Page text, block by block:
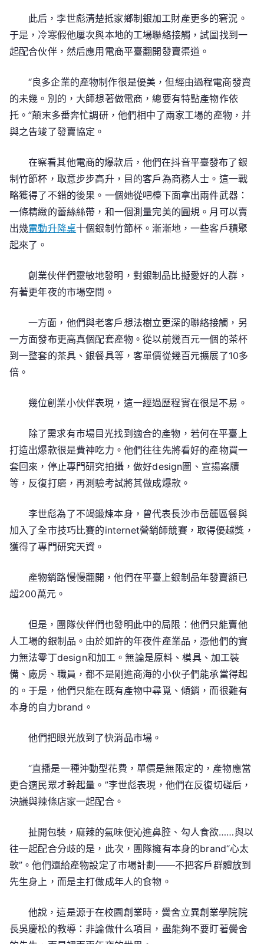
此后，李世彪清楚抵家鄉制銀加工財產更多的窘況。
于是，冷寒假他屢次與本地的工場聯絡接觸，試圖找到一
起配合伙伴，然后應用電商平臺翻開發賣渠道。
“良多企業的產物制作很是優美，但經由過程電商發賣
的未幾。別的，大師想著做電商，總要有特點產物作依
托。”顛末多番奔忙調研，他們相中了兩家工場的產物，并
與之告竣了發賣協定。
在察看其他電商的爆款后，他們在抖音平臺發布了銀
制竹節杯，取意步步高升，目的客戶為商務人士。這一戰
略獲得了不錯的後果。一個她從吧檯下面拿出兩件武器：
一條精緻的蕾絲絲帶，和一個測量完美的圓規。月可以賣
出幾電動升降桌十個銀制竹節杯。漸漸地，一些客戶積聚
起來了。
創業伙伴們靈敏地發明，對銀制品比擬愛好的人群，
有著更年夜的市場空間。
一方面，他們與老客戶想法樹立更深的聯絡接觸，另
一方面發布更高真個配套產物。從以前幾百元一個的茶杯
到一整套的茶具、銀餐具等，客單價從幾百元擴展了10多
倍。
幾位創業小伙伴表現，這一經過歷程實在很是不易。
除了需求有市場目光找到適合的產物，若何在平臺上
打造出爆款很是費神吃力。他們往往先將看好的產物買一
套回來，停止專門研究拍攝，做好design圖、宣揚案牘
等，反復打磨，再測驗考試將其做成爆款。
李世彪為了不竭鍛煉本身，曾代表長沙市岳麓區餐與
加入了全市技巧比賽的internet營銷師競賽，取得優越獎，
獲得了專門研究天資。
產物銷路慢慢翻開，他們在平臺上銀制品年發賣額已
超200萬元。
但是，團隊伙伴們也發明此中的局限：他們只能賣他
人工場的銀制品。由於如許的年夜件產業品，憑他們的實
力無法零丁design和加工。無論是原料、模具、加工裝
備、廠房、職員，都不是剛進商海的小伙子們能承當得起
的。于是，他們只能在既有產物中尋覓、傾銷，而很難有
本身的自力brand。
他們把眼光放到了快消品市場。
“直播是一種沖動型花費，單價是無限定的，產物應當
更合適民眾才幹起量。”李世彪表現，他們在反復切磋后，
決議與辣條店家一起配合。
扯開包裝，麻辣的氣味便沁進鼻腔、勾人食欲……與以
往一起配合分歧的是，此次，團隊擁有本身的brand“心太
軟”。他們還給產物設定了市場計劃——不把客戶群體放到
先生身上，而是主打做成年人的食物。
他說，這是源于在校園創業時，黌舍立異創業學院院
長吳慶松的教導：非論做什么項目，盡能夠不要盯著黌舍